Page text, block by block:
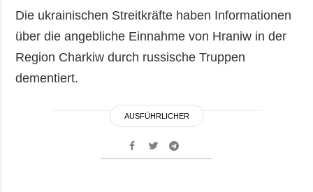
Die ukrainischen Streitkräfte haben Informationen
über die angebliche Einnahme von Hraniw in der
Region Charkiw durch russische Truppen
dementiert.
AUSFÜHRLICHER